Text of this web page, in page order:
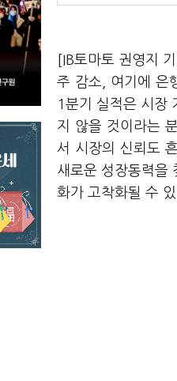
[IB토마토 권영지
주 감소, 여기에 은
1분기 실적은 시장
지 않을 것이라는
서 시장의 신뢰도
새로운 성장동력을
화가 고착화될 수